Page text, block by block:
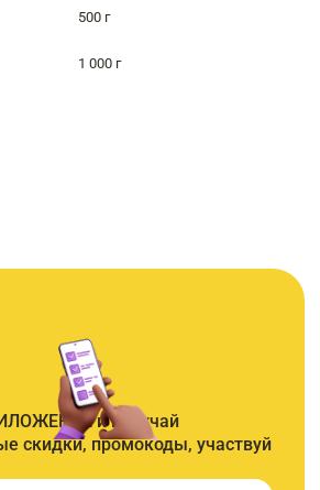
500 г
1 000 г
и получай
скидки, промокоды, участвуй